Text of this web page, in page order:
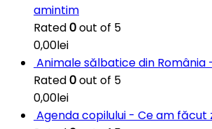
amintim
Rated0out of 5
0,00lei
Animale sălbatice din România
Rated0out of 5
0,00lei
Agenda copilului - Ce am făcut